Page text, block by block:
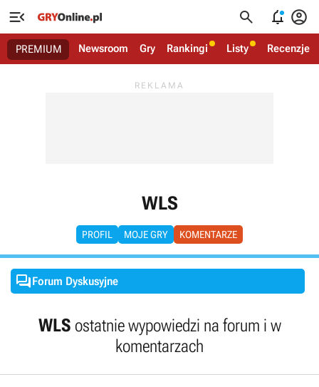
   
PREMIUM Newsroom Gry Rankingi Listy Recenzje
WLS
PROFIL MOJE GRY KOMENTARZE
Forum Dyskusyjne
WLS ostatnie wypowiedzi na forum i w
komentarzach